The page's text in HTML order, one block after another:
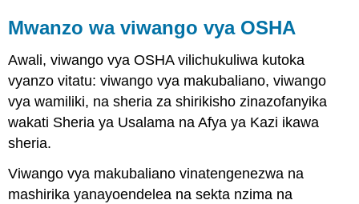
Mwanzo wa viwango vya OSHA
Awali, viwango vya OSHA vilichukuliwa kutoka
vyanzo vitatu: viwango vya makubaliano, viwango
vya wamiliki, na sheria za shirikisho zinazofanyika
wakati Sheria ya Usalama na Afya ya Kazi ikawa
sheria.
Viwango vya makubaliano vinatengenezwa na
mashirika yanayoendelea na sekta nzima na